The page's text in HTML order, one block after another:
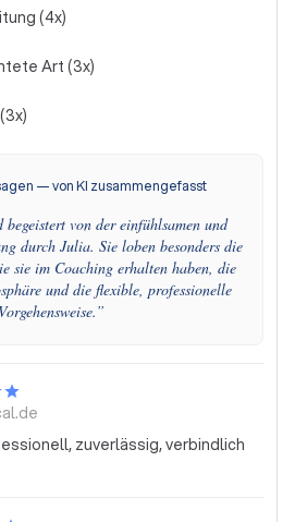
(4x)
Art (3x)
(3x)
— von KI zusammengefasst
von der einfühlsamen und
durch Julia. Sie loben besonders die
sie im Coaching erhalten haben, die
und die flexible, professionelle
Vorgehensweise.”
zuverlässig, verbindlich